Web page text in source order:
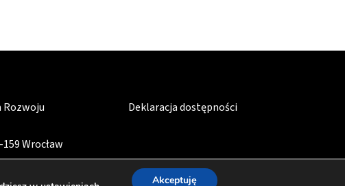
Rozwoju
Wrocław
Deklaracja dostępności
Akceptuję